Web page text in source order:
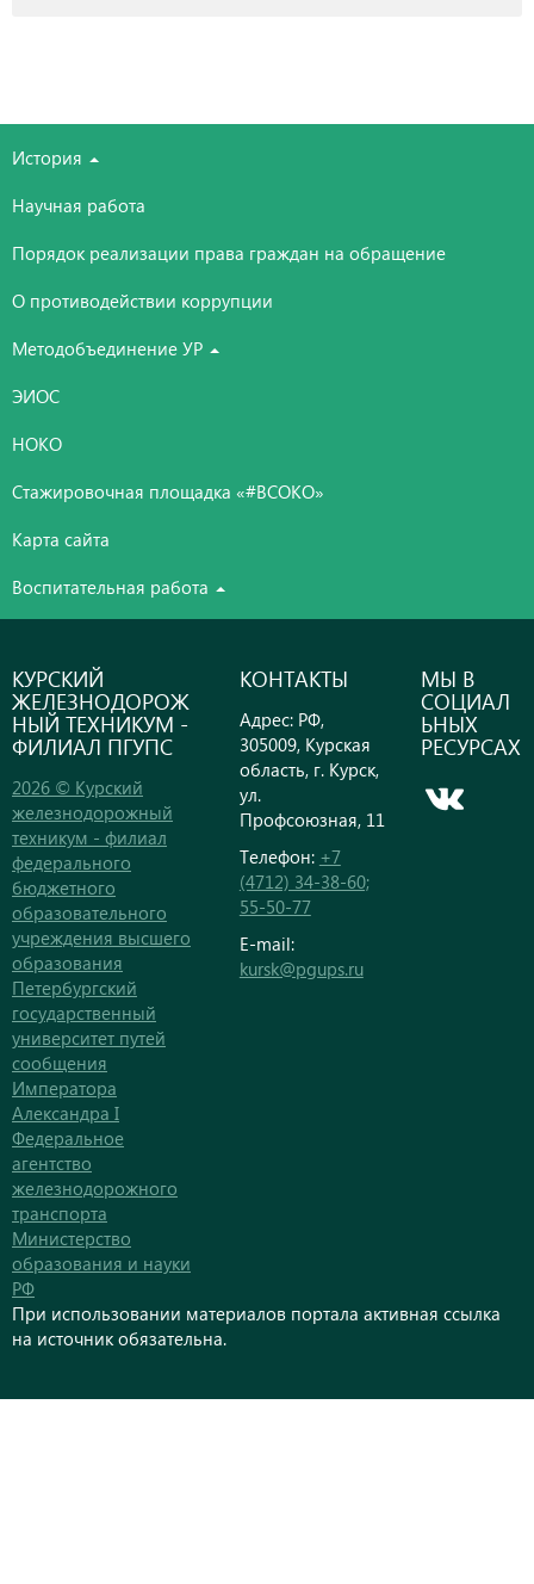
История
Научная работа
Порядок реализации права граждан на обращение
О противодействии коррупции
Методобъединение УР
ЭИОС
НОКО
Стажировочная площадка «#ВСОКО»
Карта сайта
Воспитательная работа
КУРСКИЙ
ЖЕЛЕЗНОДОРОЖ
НЫЙ ТЕХНИКУМ -
ФИЛИАЛ ПГУПС
2026 © Курский
железнодорожный
техникум - филиал
федерального
бюджетного
образовательного
учреждения высшего
образования
Петербургский
государственный
университет путей
сообщения
Императора
Александра I
Федеральное
агентство
железнодорожного
транспорта
Министерство
образования и науки
РФ
КОНТАКТЫ
Адрес: РФ,
305009, Курская
область, г. Курск,
ул.
Профсоюзная, 11
Телефон: +7
(4712) 34-38-60;
55-50-77
E-mail:
kursk@pgups.ru
МЫ В
СОЦИАЛ
ЬНЫХ
РЕСУРСАХ
При использовании материалов портала активная ссылка
на источник обязательна.